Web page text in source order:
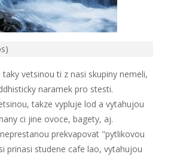
vetsinou ti z nasi skupiny nemeli,
naramek pro stesti.
takze vypluje lod a vytahujou
ci jine ovoce, bagety, aj.
prekvapovat "pytlikovou
prinasi studene cafe lao, vytahujou